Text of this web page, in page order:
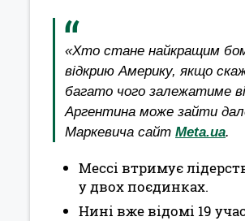
«Хто стане найкращим
відкрию Америку, якщо
багато чого залежатиме
Аргентина може зайти
Маркевича сайт Meta.ua.
Мессі втримує
у двох поєдинках.
Нині вже відомі 19